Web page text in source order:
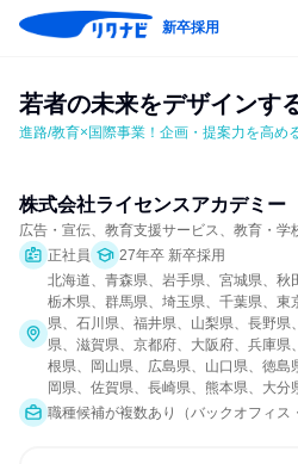
新卒採用
若者の未来をデザインす
進路/教育×国際事業！企画・提案力を高め
株式会社ライセンスアカデミー
広告・宣伝、教育支援サービス、教育・学
正社員
27年卒 新卒採用
北海道、青森県、岩手県、宮城県、秋
栃木県、群馬県、埼玉県、千葉県、東
県、石川県、福井県、山梨県、長野
県、滋賀県、京都府、大阪府、兵庫
根県、岡山県、広島県、山口県、徳
岡県、佐賀県、長崎県、熊本県、大
職種候補が複数あり（バックオフィ